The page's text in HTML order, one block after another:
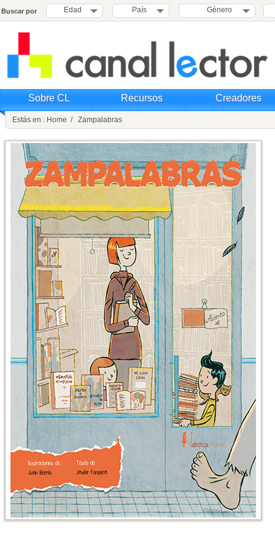
Buscar por Edad País Género
Sobre CL Recursos Creadores
Estás en : Home / Zampalabras